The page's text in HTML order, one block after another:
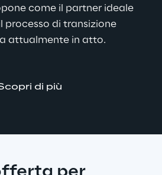
come il partner ideale
processo di transizione
attualmente in atto.
di più